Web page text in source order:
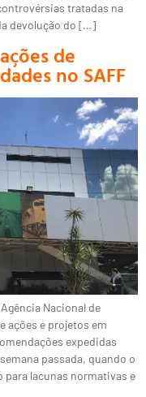
tratadas na
devolução do […]
de
no SAFF
Nacional de
ações e projetos em
expedidas
passada, quando o
para lacunas normativas e